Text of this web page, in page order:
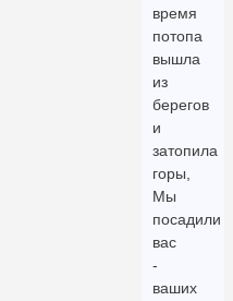
время
потопа
вышла
из
берегов
и
затопила
горы,
Мы
посадили
вас
-
ваших